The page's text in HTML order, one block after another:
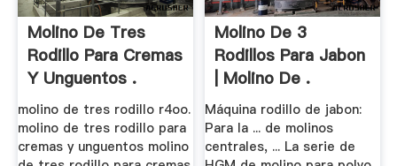
Molino De Tres
Rodillo Para Cremas
Y Unguentos .
molino de tres rodillo r4oo.
molino de tres rodillo para
cremas y unguentos molino
Molino De 3
Rodillos Para Jabon
| Molino De .
Máquina rodillo de jabon:
Para la ... de molinos
centrales, ... La serie de